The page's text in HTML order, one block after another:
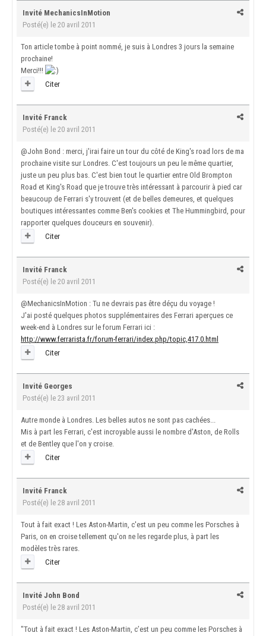
Invité MechanicsInMotion
Posté(e) le 20 avril 2011
Ton article tombe à point nommé, je suis à Londres 3 jours la semaine
prochaine!
Merci!!!
Citer
Invité Franck
Posté(e) le 20 avril 2011
@John Bond : merci, j'irai faire un tour du côté de King's road lors de ma
prochaine visite sur Londres. C'est toujours un peu le même quartier,
juste un peu plus bas. C'est bien tout le quartier entre Old Brompton
Road et King's Road que je trouve très intéressant à parcourir à pied car
beaucoup de Ferrari s'y trouvent (et de belles demeures, et quelques
boutiques intéressantes comme Ben's cookies et The Hummingbird, pour
rapporter quelques douceurs en souvenir).
Citer
Invité Franck
Posté(e) le 20 avril 2011
@MechanicsInMotion : Tu ne devrais pas être déçu du voyage !
J'ai posté quelques photos supplémentaires des Ferrari aperçues ce
week-end à Londres sur le forum Ferrari ici :
http://www.ferrarista.fr/forum-ferrari/index.php/topic,417.0.html
Citer
Invité Georges
Posté(e) le 23 avril 2011
Autre monde à Londres. Les belles autos ne sont pas cachées...
Mis à part les Ferrari, c'est incroyable aussi le nombre d'Aston, de Rolls
et de Bentley que l'on y croise.
Citer
Invité Franck
Posté(e) le 28 avril 2011
Tout à fait exact ! Les Aston-Martin, c'est un peu comme les Porsches à
Paris, on en croise tellement qu'on ne les regarde plus, à part les
modèles très rares.
Citer
Invité John Bond
Posté(e) le 28 avril 2011
"Tout à fait exact ! Les Aston-Martin, c’est un peu comme les Porsches à